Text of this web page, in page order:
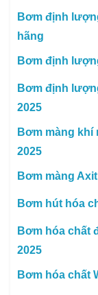
Bơm định
hãng
Bơm định
Bơm định
2025
Bơm màng khí
2025
Bơm màng
Bơm hút hóa
Bơm hóa chất
2025
Bơm hóa chất